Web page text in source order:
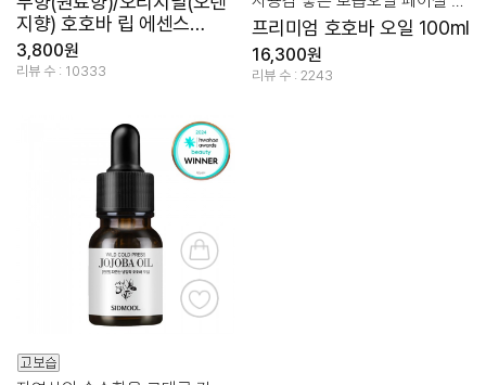
지향) 호호바 립 에센스
13ml [선택구입]
3,800원
리뷰 수 : 10333
프리미엄 호호바 오일 100ml
16,300원
리뷰 수 : 2243